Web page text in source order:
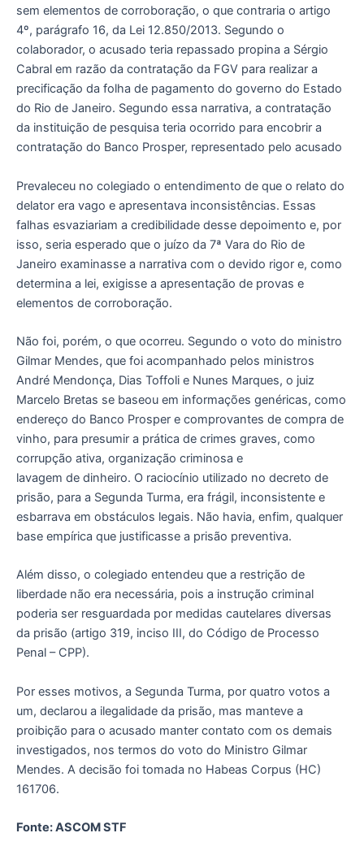
sem elementos de corroboração, o que contraria o artigo
4º, parágrafo 16, da Lei 12.850/2013. Segundo o
colaborador, o acusado teria repassado propina a Sérgio
Cabral em razão da contratação da FGV para realizar a
precificação da folha de pagamento do governo do Estado
do Rio de Janeiro. Segundo essa narrativa, a contratação
da instituição de pesquisa teria ocorrido para encobrir a
contratação do Banco Prosper, representado pelo acusado
Prevaleceu no colegiado o entendimento de que o relato do
delator era vago e apresentava inconsistências. Essas
falhas esvaziariam a credibilidade desse depoimento e, por
isso, seria esperado que o juízo da 7ª Vara do Rio de
Janeiro examinasse a narrativa com o devido rigor e, como
determina a lei, exigisse a apresentação de provas e
elementos de corroboração.
Não foi, porém, o que ocorreu. Segundo o voto do ministro
Gilmar Mendes, que foi acompanhado pelos ministros
André Mendonça, Dias Toffoli e Nunes Marques, o juiz
Marcelo Bretas se baseou em informações genéricas, como
endereço do Banco Prosper e comprovantes de compra de
vinho, para presumir a prática de crimes graves, como
corrupção ativa, organização criminosa e
lavagem de dinheiro. O raciocínio utilizado no decreto de
prisão, para a Segunda Turma, era frágil, inconsistente e
esbarrava em obstáculos legais. Não havia, enfim, qualquer
base empírica que justificasse a prisão preventiva.
Além disso, o colegiado entendeu que a restrição de
liberdade não era necessária, pois a instrução criminal
poderia ser resguardada por medidas cautelares diversas
da prisão (artigo 319, inciso III, do Código de Processo
Penal – CPP).
Por esses motivos, a Segunda Turma, por quatro votos a
um, declarou a ilegalidade da prisão, mas manteve a
proibição para o acusado manter contato com os demais
investigados, nos termos do voto do Ministro Gilmar
Mendes. A decisão foi tomada no Habeas Corpus (HC)
161706.
Fonte: ASCOM STF